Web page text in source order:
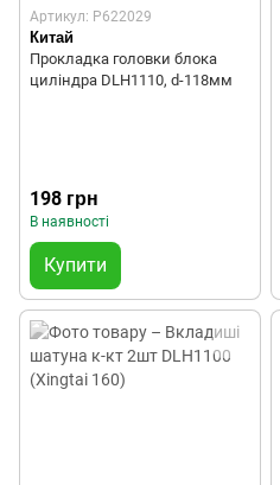
Артикул: P622029
Китай
Прокладка головки блока
циліндра DLH1110, d-118мм
198 грн
В наявності
Купити